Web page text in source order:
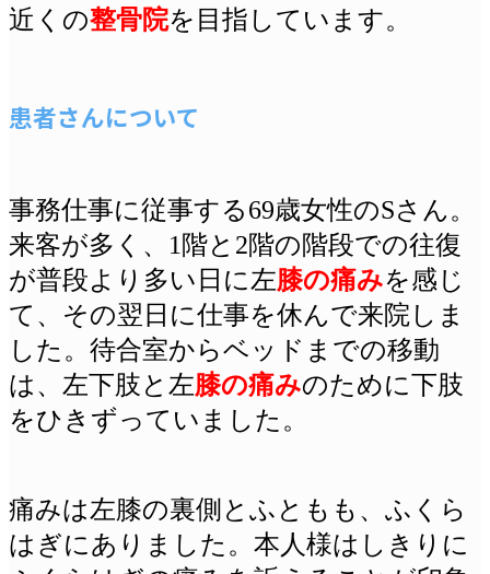
近くの整骨院を目指しています。
患者さんについて
事務仕事に従事する69歳女性のSさん。
来客が多く、1階と2階の階段での往復
が普段より多い日に左膝の痛みを感じ
て、その翌日に仕事を休んで来院しま
した。待合室からベッドまでの移動
は、左下肢と左膝の痛みのために下肢
をひきずっていました。
痛みは左膝の裏側とふともも、ふくら
はぎにありました。本人様はしきりに